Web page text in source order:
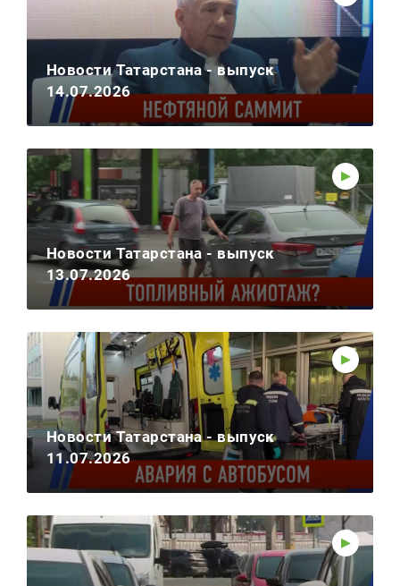
Новости Татарстана - выпуск
14.07.2026
Новости Татарстана - выпуск
13.07.2026
Новости Татарстана - выпуск
11.07.2026